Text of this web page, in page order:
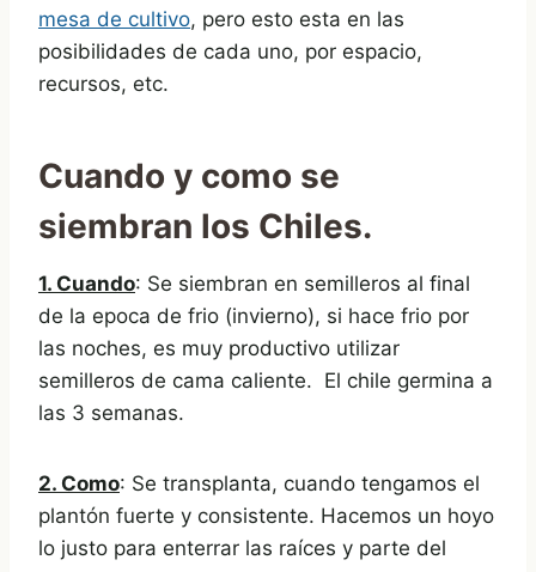
mesa de cultivo, pero esto esta en las
posibilidades de cada uno, por espacio,
recursos, etc.
Cuando y como se
siembran los Chiles.
1. Cuando: Se siembran en semilleros al final
de la epoca de frio (invierno), si hace frio por
las noches, es muy productivo utilizar
semilleros de cama caliente. El chile germina a
las 3 semanas.
2. Como: Se transplanta, cuando tengamos el
plantón fuerte y consistente. Hacemos un hoyo
lo justo para enterrar las raíces y parte del